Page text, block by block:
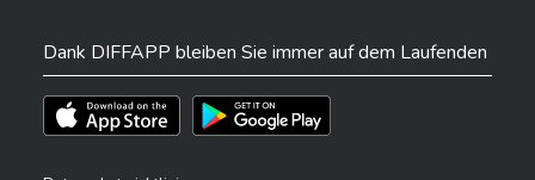
Dank DIFFAPP bleiben Sie immer auf dem Laufenden
Téléchargez l'app sur l'App StoreTéléchargez l'app sur Play Store